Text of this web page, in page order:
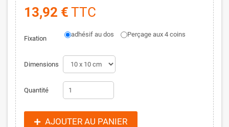
13,92 € TTC
Fixation
adhésif au dos Perçage aux 4 coins
Dimensions
Quantité
AJOUTER AU PANIER